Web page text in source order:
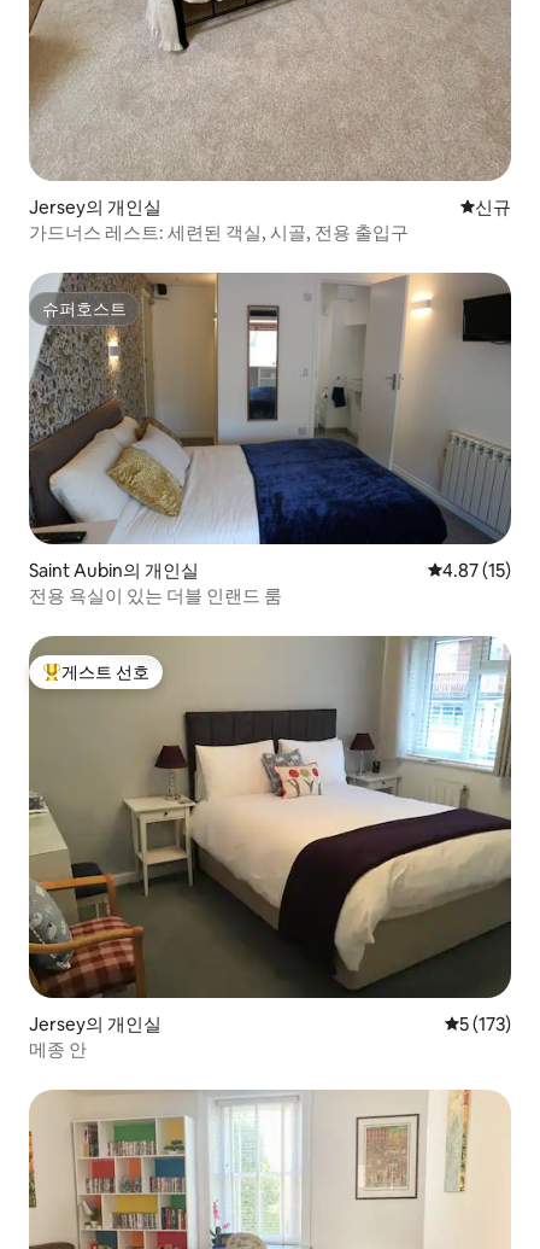
Jersey의 개인실 신규 숙소
신규
가드너스 레스트: 세련된 객실, 시골, 전용 출입구
슈퍼호스트
슈퍼호스트
Saint Aubin의 개인실 평점 4.87점
4.87 (15)
전용 욕실이 있는 더블 인랜드 룸
상위 게스트 선호
게스트 선호
Jersey의 개인실 평점 5점(5
5 (173)
메종 안